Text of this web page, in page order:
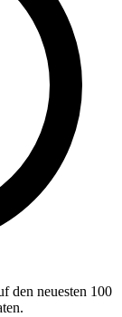
den neuesten 100